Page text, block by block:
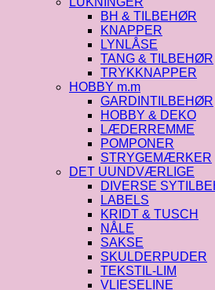
BH & TILBEHØR
KNAPPER
LYNLÅSE
TANG & TILBEHØR
TRYKKNAPPER
HOBBY m.m
GARDINTILBEHØR
HOBBY & DEKO
LÆDERREMME
POMPONER
STRYGEMÆRKER
DET UUNDVÆRLIGE
DIVERSE
LABELS
KRIDT & TUSCH
NÅLE
SAKSE
SKULDERPUDER
TEKSTIL-LIM
VLIESELINE